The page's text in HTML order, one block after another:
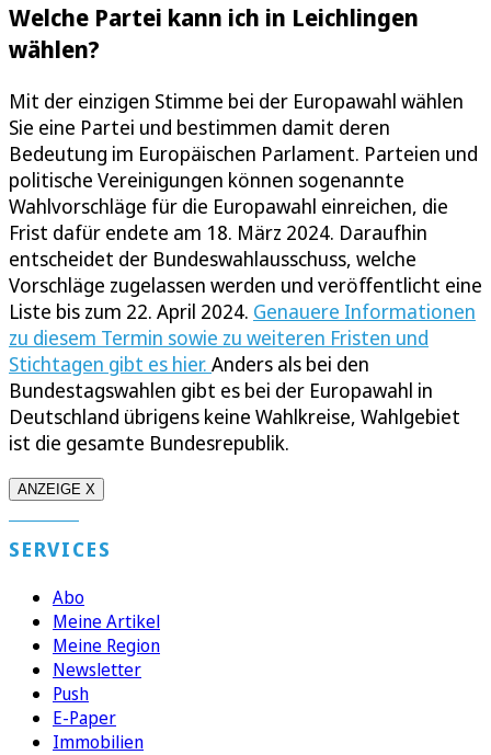
Welche Partei kann ich in Leichlingen
wählen?
Mit der einzigen Stimme bei der Europawahl wählen
Sie eine Partei und bestimmen damit deren
Bedeutung im Europäischen Parlament. Parteien und
politische Vereinigungen können sogenannte
Wahlvorschläge für die Europawahl einreichen, die
Frist dafür endete am 18. März 2024. Daraufhin
entscheidet der Bundeswahlausschuss, welche
Vorschläge zugelassen werden und veröffentlicht eine
Liste bis zum 22. April 2024. Genauere Informationen
zu diesem Termin sowie zu weiteren Fristen und
Stichtagen gibt es hier. Anders als bei den
Bundestagswahlen gibt es bei der Europawahl in
Deutschland übrigens keine Wahlkreise, Wahlgebiet
ist die gesamte Bundesrepublik.
ANZEIGE X
SERVICES
Abo
Meine Artikel
Meine Region
Newsletter
Push
E-Paper
Immobilien